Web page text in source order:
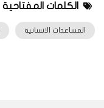
الكلمات المفتاحية
المساعدات الانسانية